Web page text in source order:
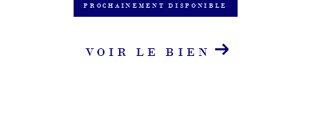
PROCHAINEMENT DISPONIBLE
VOIR LE BIEN